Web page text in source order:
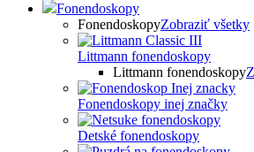
Fonendoskopy
FonendoskopyZobraziť všetky
Littmann fonendoskopy
Littmann fonendoskopy
Fonendoskopy inej značky
Detské fonendoskopy